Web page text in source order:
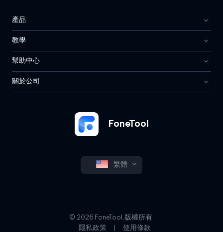
FoneTool
繁體
產品
教學
幫助中心
關於公司
© 2026 FoneTool. 版權所有.
隱私政策
使用條款